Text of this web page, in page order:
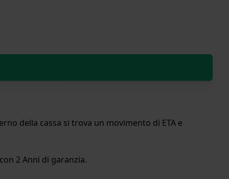
della cassa si trova un movimento di ETA e
2 Anni di garanzia.